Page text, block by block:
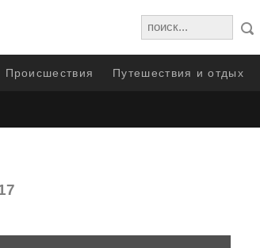
Происшествия Путешествия и отдых